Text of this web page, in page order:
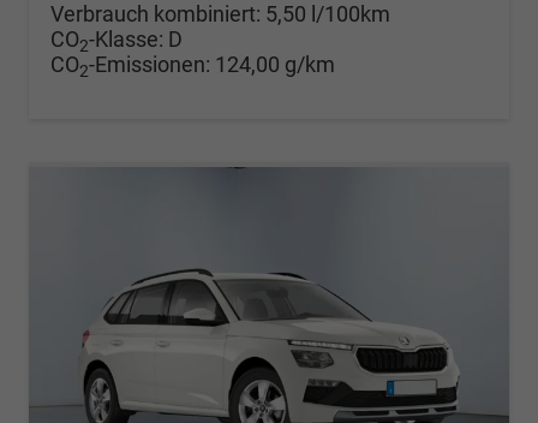
Verbrauch kombiniert: 5,50 l/100km
CO2-Klasse: D
CO2-Emissionen: 124,00 g/km